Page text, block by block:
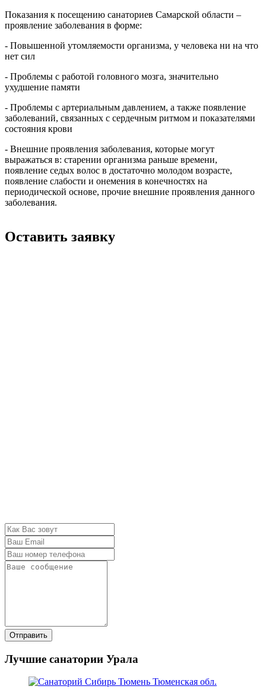
Показания к посещению санаториев Самарской области –
проявление заболевания в форме:
- Повышенной утомляемости организма, у человека ни на что
нет сил
- Проблемы с работой головного мозга, значительно
ухудшение памяти
- Проблемы с артериальным давлением, а также появление
заболеваний, связанных с сердечным ритмом и показателями
состояния крови
- Внешние проявления заболевания, которые могут
выражаться в: старении организма раньше времени,
появление седых волос в достаточно молодом возрасте,
появление слабости и онемения в конечностях на
периодической основе, прочие внешние проявления данного
заболевания.
Оставить заявку
Отправить
Лучшие санатории Урала